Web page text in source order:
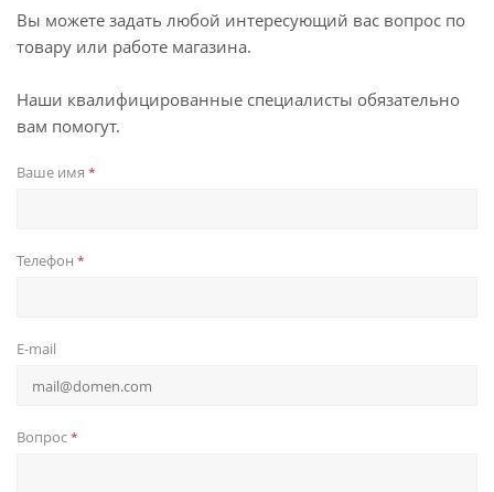
Вы можете задать любой интересующий вас вопрос по
товару или работе магазина.
Наши квалифицированные специалисты обязательно
вам помогут.
Ваше имя *
Телефон *
E-mail
Вопрос*